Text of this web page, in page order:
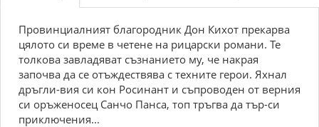
Провинциалният благородник Дон Кихот прекарва
цялото си време в четене на рицарски романи. Те
толкова завладяват съзнанието му, че накрая
започва да се отъждествява с техните герои. Яхнал
дръгли-вия си кон Росинант и съпроводен от верния
си оръженосец Санчо Панса, топ тръгва да тър-си
приключения...